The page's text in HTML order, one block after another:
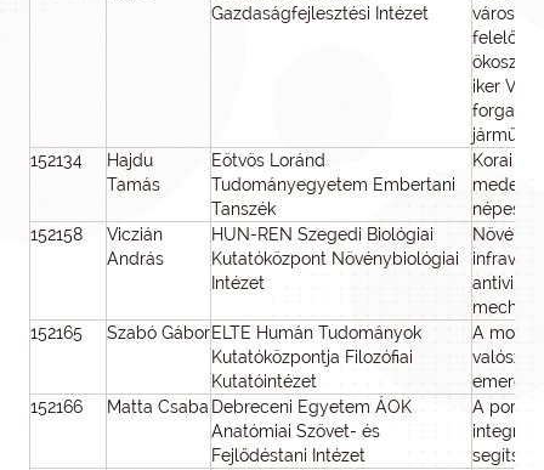
Gazdaságfejlesztési Intézet
iker VR-
járművel
152134
Hajdu
Tamás
Eötvös Loránd
Tudományegyetem Embertani
Tanszék
Korai
152158
Viczián
András
HUN-REN Szegedi Biológiai
Kutatóközpont Növénybiológiai
Intézet
Növényi
152165
Szabó GáborELTE Humán Tudományok
Kutatóközpontja Filozófiai
Kutatóintézet
A
152166
Matta Csaba Debreceni Egyetem ÁOK
Anatómiai Szövet- és
Fejlődéstani Intézet
A
integrált